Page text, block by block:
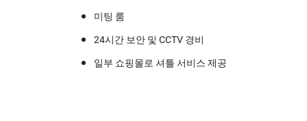
미팅 룸
24시간 보안 및 CCTV 경비
일부 쇼핑몰로 셔틀 서비스 제공